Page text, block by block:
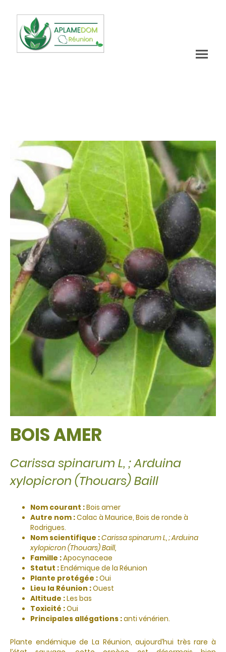
BOIS AMER
Carissa spinarum L, ; Arduina
xylopicron (Thouars) Baill
Plante endémique de La Réunion, aujourd’hui très rare à
Nom courant :Bois amer
Autre nom :Calac à Maurice, Bois de ronde à
Rodrigues.
Nom scientifique :Carissa spinarum L, ; Arduina
xylopicron (Thouars) Baill,
Famille :Apocynaceae
Statut :Endémique de la Réunion
Plante protégée :Oui
Lieu la Réunion :Ouest
Altitude :Les bas
Toxicité :Oui
Principales allégations :anti vénérien.